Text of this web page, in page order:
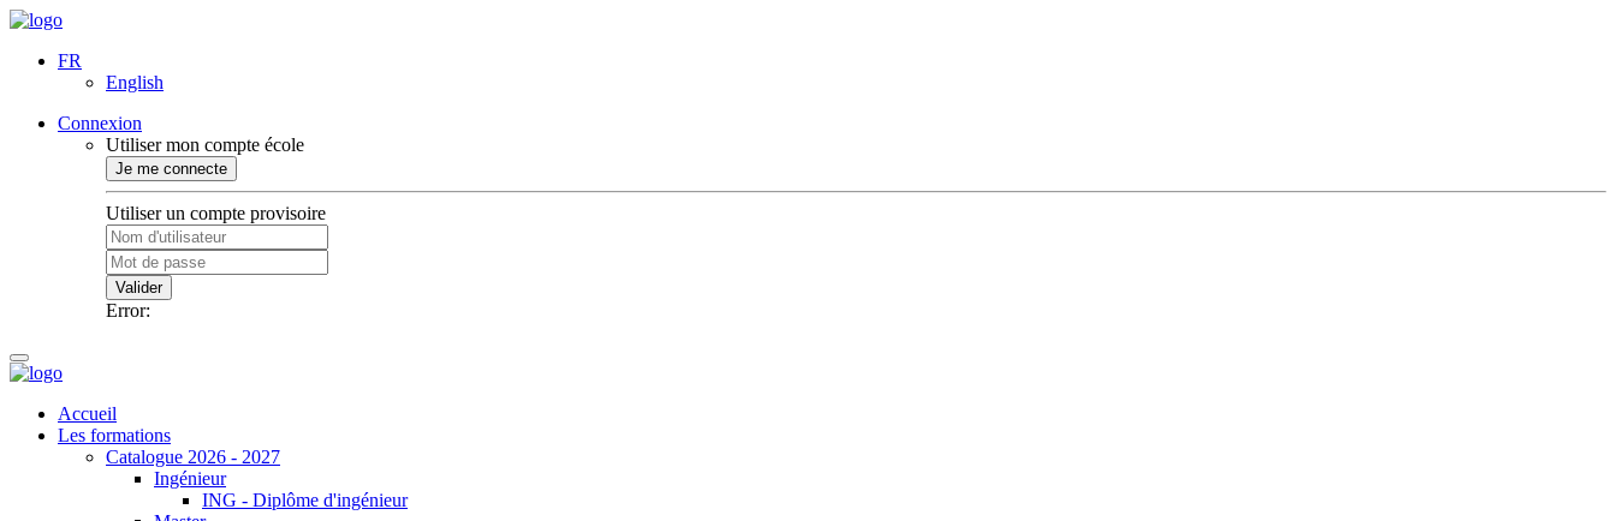
FR
English
Connexion
Utiliser mon compte école
Je me connecte
Utiliser un compte provisoire
Valider
Error:
Accueil
Les formations
Catalogue 2026 - 2027
Ingénieur
ING - Diplôme d'ingénieur